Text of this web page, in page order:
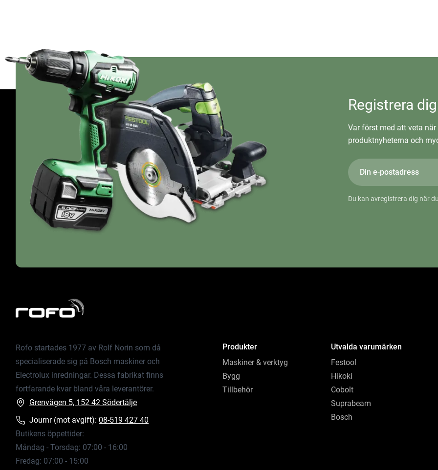
Registrera
Var först med att veta
produktnyheterna och
Du kan avregistrera dig när
Rofo startades 1977 av Rolf Norin som då
specialiserade sig på Bosch maskiner och
Electrolux inredningar. Dessa fabrikat finns
fortfarande kvar bland våra leverantörer.
Grenvägen 5, 152 42 Södertälje
Journr (mot avgift): 08-519 427 40
Butikens öppettider:
Måndag - Torsdag: 07:00 - 16:00
Fredag: 07:00 - 15:00
Produkter
Maskiner & verktyg
Bygg
Tillbehör
Utvalda varumärken
Festool
Hikoki
Cobolt
Suprabeam
Bosch